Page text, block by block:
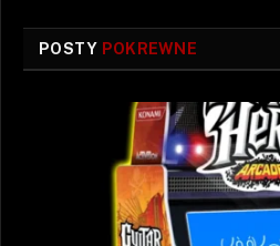
POSTY POKREWNE